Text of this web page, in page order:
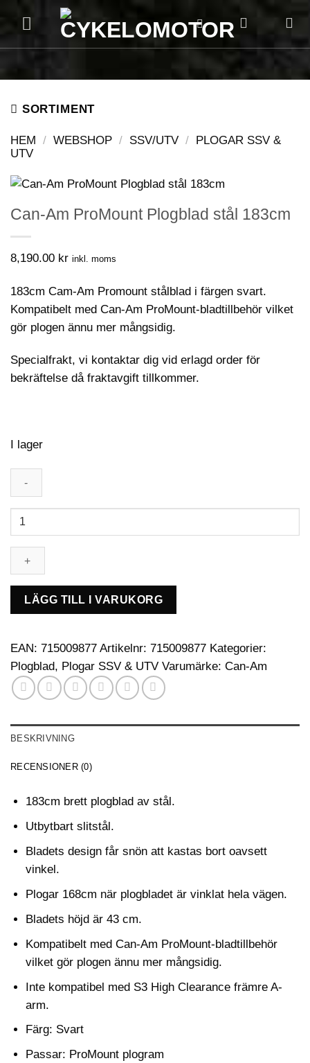
SORTIMENT
HEM / WEBSHOP / SSV/UTV / PLOGAR SSV &
UTV
Can-Am ProMount Plogblad stål 183cm
8,190.00 kr inkl. moms
183cm Cam-Am Promount stålblad i färgen svart.
Kompatibelt med Can-Am ProMount-bladtillbehör vilket
gör plogen ännu mer mångsidig.
Specialfrakt, vi kontaktar dig vid erlagd order för
bekräftelse då fraktavgift tillkommer.
I lager
Can-
ProMount
Plogblad
183cmLÄGG TILL I VARUKORG
EAN: 715009877 Artikelnr: 715009877 Kategorier:
Plogblad, Plogar SSV & UTV Varumärke: Can-Am
BESKRIVNING
RECENSIONER (0)
183cm brett plogblad av stål.
Utbytbart slitstål.
Bladets design får snön att kastas bort oavsett
vinkel.
Plogar 168cm när plogbladet är vinklat hela vägen.
Bladets höjd är 43 cm.
Kompatibelt med Can-Am ProMount-bladtillbehör
vilket gör plogen ännu mer mångsidig.
Inte kompatibel med S3 High Clearance främre A-
arm.
Färg: Svart
Passar: ProMount plogram